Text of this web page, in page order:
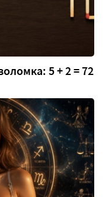
5 + 2 = 72